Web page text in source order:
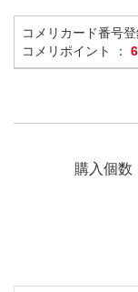
コメリカード番号
コメリポイント ：
購入個数